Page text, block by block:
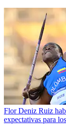
Flor Deniz Ruiz
expectativas para